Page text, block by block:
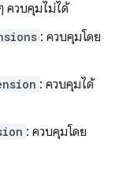
ควบคุมไม่ได้
: ควบคุมโดย
: ควบคุมได้
: ควบคุมโดย